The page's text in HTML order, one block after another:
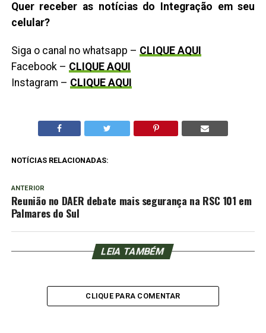
Quer receber as notícias do Integração em seu
celular?
Siga o canal no whatsapp – CLIQUE AQUI
Facebook – CLIQUE AQUI
Instagram – CLIQUE AQUI
NOTÍCIAS RELACIONADAS:
ANTERIOR
Reunião no DAER debate mais segurança na RSC 101 em
Palmares do Sul
LEIA TAMBÉM
CLIQUE PARA COMENTAR